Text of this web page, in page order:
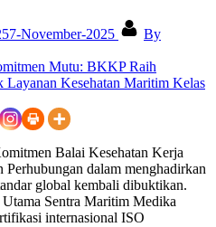
7-November-2025
By
Balai Kesehatan Kerja
dalam menghadirkan
global kembali dibuktikan.
Sentra Maritim Medika
internasional ISO